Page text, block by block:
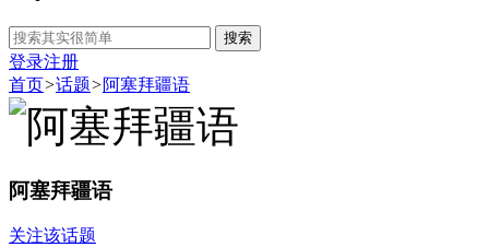
搜索
登录注册
首页>话题>阿塞拜疆语
阿塞拜疆语
关注该话题